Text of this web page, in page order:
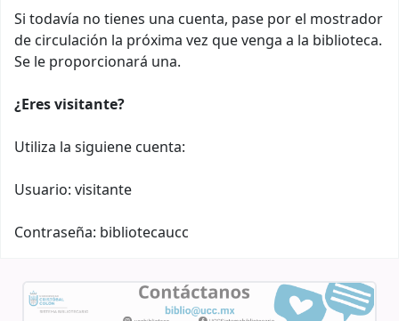
Si todavía no tienes una cuenta, pase por el mostrador
de circulación la próxima vez que venga a la biblioteca.
Se le proporcionará una.
¿Eres visitante?
Utiliza la siguiene cuenta:
Usuario: visitante
Contraseña: bibliotecaucc